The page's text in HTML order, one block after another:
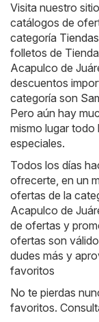
Visita nuestro
catálogos de
categoría
folletos de
Acapulco de
descuentos
categoría son
Pero aún hay
mismo lugar todo
especiales.
Todos los días
ofrecerte, en un
ofertas de la
Acapulco de
de ofertas y
ofertas son
dudes más y
favoritos
No te pierdas
favoritos.